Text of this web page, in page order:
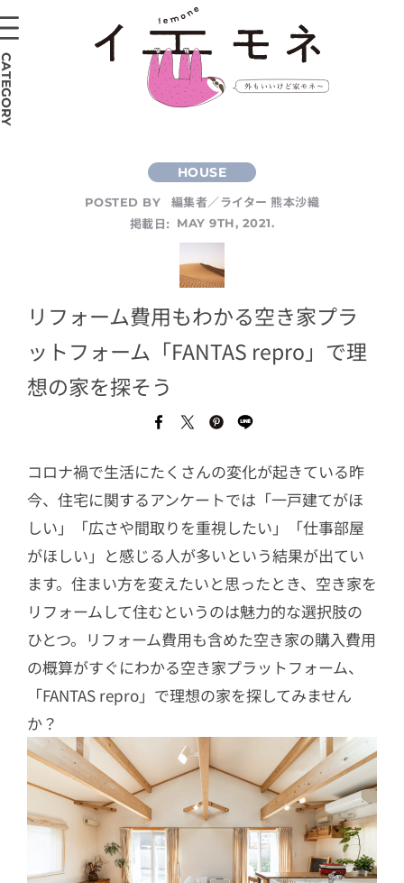
POSTED BY
編集者／ライター 熊本沙織
掲載日:
MAY 9TH, 2021.
リフォーム費用もわかる空き家プラ
ットフォーム「FANTAS repro」で理
想の家を探そう
コロナ禍で生活にたくさんの変化が起きている昨
今、住宅に関するアンケートでは「一戸建てがほ
しい」「広さや間取りを重視したい」「仕事部屋
がほしい」と感じる人が多いという結果が出てい
ます。住まい方を変えたいと思ったとき、空き家を
リフォームして住むというのは魅力的な選択肢の
ひとつ。リフォーム費用も含めた空き家の購入費用
の概算がすぐにわかる空き家プラットフォーム、
「FANTAS repro」で理想の家を探してみません
か？